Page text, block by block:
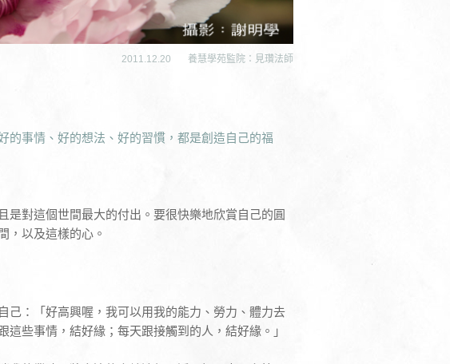
2011.12.20 養慧學苑監院：見瓚法師
的事情、好的想法、好的習慣，都是創造自己的福
是對這個世間最大的付出。要很快樂地欣賞自己的圓
以及這樣的心。
：「好高興喔，我可以用我的能力、勞力、體力去
些事情，結好緣；每天跟接觸到的人，結好緣。」